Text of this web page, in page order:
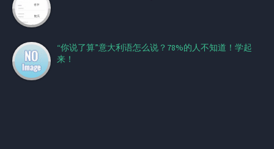
“你说了算”意大利语怎么说？78%的人不知道！学起
来！